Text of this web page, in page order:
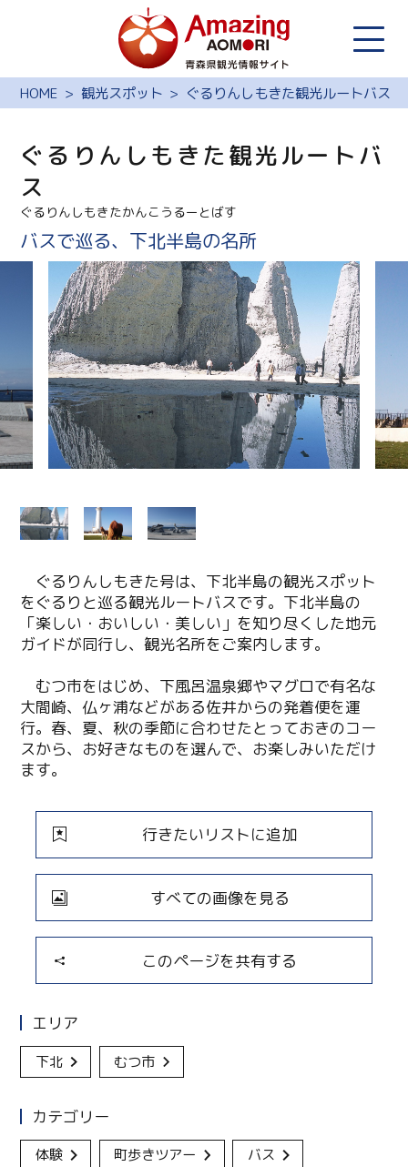
HOME 観光スポット ぐるりんしもきた観光ルートバス
ぐるりんしもきた観光ルートバ
ス
ぐるりんしもきたかんこうるーとばす
バスで巡る、下北半島の名所
ぐるりんしもきた号は、下北半島の観光スポット
をぐるりと巡る観光ルートバスです。下北半島の
「楽しい・おいしい・美しい」を知り尽くした地元
ガイドが同行し、観光名所をご案内します。
むつ市をはじめ、下風呂温泉郷やマグロで有名な
大間崎、仏ヶ浦などがある佐井からの発着便を運
行。春、夏、秋の季節に合わせたとっておきのコー
スから、お好きなものを選んで、お楽しみいただけ
ます。
行きたいリストに追加
すべての画像を見る
このページを共有する
エリア
下北 むつ市
カテゴリー
体験 町歩きツアー バス